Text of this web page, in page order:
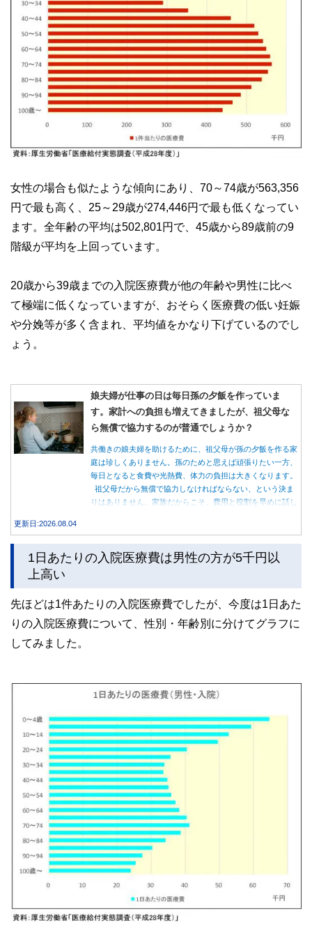
女性の場合も似たような傾向にあり、70～74歳が563,356
円で最も高く、25～29歳が274,446円で最も低くなってい
ます。全年齢の平均は502,801円で、45歳から89歳前の9
階級が平均を上回っています。
20歳から39歳までの入院医療費が他の年齢や男性に比べ
て極端に低くなっていますが、おそらく医療費の低い妊娠
や分娩等が多く含まれ、平均値をかなり下げているのでし
ょう。
娘夫婦が仕事の日は毎日孫の夕飯を作っていま
す。家計への負担も増えてきましたが、祖父母な
ら無償で協力するのが普通でしょうか？
共働きの娘夫婦を助けるために、祖父母が孫の夕飯を作る家
庭は珍しくありません。孫のためと思えば頑張りたい一方、
毎日となると食費や光熱費、体力の負担は大きくなります。
祖父母だから無償で協力しなければならない、という決ま
りはありません。家族だからこそ、費用と役割を早めに話し
更新日:2026.08.04
1日あたりの入院医療費は男性の方が5千円以
上高い
先ほどは1件あたりの入院医療費でしたが、今度は1日あた
りの入院医療費について、性別・年齢別に分けてグラフに
してみました。